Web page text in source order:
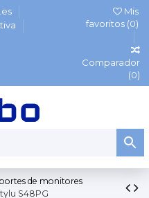
Mis
favoritos (0)
Comparador
(0)
de monitores
S48PG